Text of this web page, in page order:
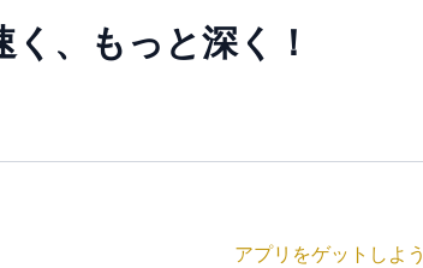
く、もっと深く！
アプリをゲットしよう